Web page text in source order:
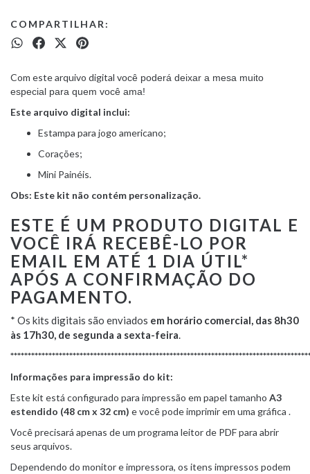
COMPARTILHAR:
Com este arquivo digital você poderá deixar a mesa muito
especial para quem você ama!
Este arquivo digital inclui:
Estampa para jogo americano;
Corações;
Mini Painéis.
Obs: Este kit não contém personalização.
ESTE É UM PRODUTO DIGITAL E
VOCÊ IRÁ RECEBÊ-LO POR
EMAIL EM ATÉ 1 DIA ÚTIL*
APÓS A CONFIRMAÇÃO DO
PAGAMENTO.
* Os kits digitais são enviados em horário comercial, das 8h30
às 17h30, de segunda a sexta-feira.
Informações para impressão do kit:
Este kit está configurado para impressão em papel tamanho A3
estendido (48 cm x 32 cm) e você pode imprimir em uma gráfica .
Você precisará apenas de um programa leitor de PDF para abrir
seus arquivos.
Dependendo do monitor e impressora, os itens impressos podem